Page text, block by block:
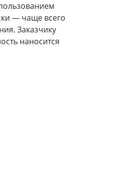
— чаще всего
Заказчику
наносится